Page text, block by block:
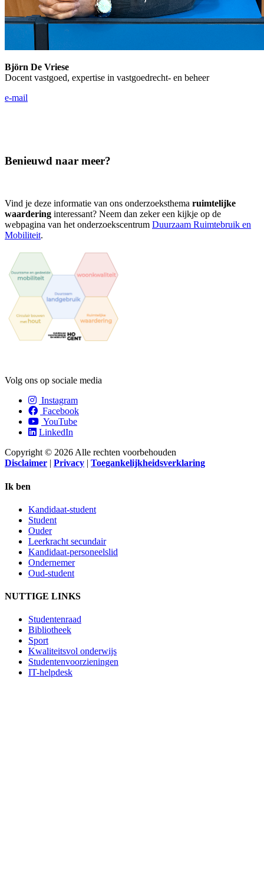
Björn De Vriese
Docent vastgoed, expertise in vastgoedrecht- en beheer
e-mail
Benieuwd naar meer?
Vind je deze informatie van ons onderzoeksthema ruimtelijke
waardering interessant? Neem dan zeker een kijkje op de
webpagina van het onderzoekscentrum Duurzaam Ruimtebruik en
Mobiliteit.
Volg ons op sociale media
Instagram
Facebook
YouTube
LinkedIn
Copyright © 2026 Alle rechten voorbehouden
Disclaimer | Privacy | Toegankelijkheidsverklaring
Ik ben
Kandidaat-student
Student
Ouder
Leerkracht secundair
Kandidaat-personeelslid
Ondernemer
Oud-student
NUTTIGE LINKS
Studentenraad
Bibliotheek
Sport
Kwaliteitsvol onderwijs
Studentenvoorzieningen
IT-helpdesk